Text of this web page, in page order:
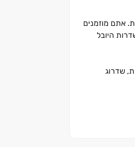
אתם מוזמנים
היובל
שדרוג